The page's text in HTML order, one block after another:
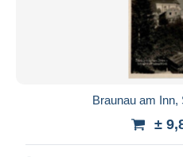
Braunau am Inn,
±